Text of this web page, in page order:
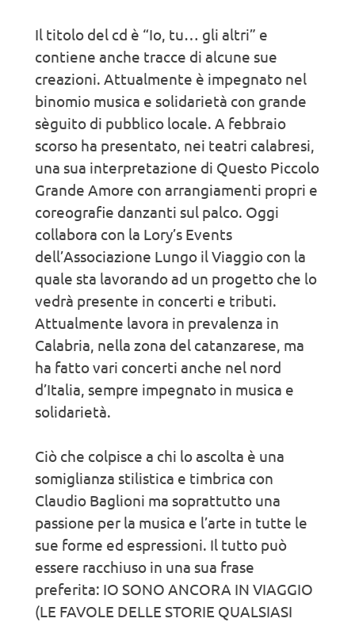
Il titolo del cd è “Io, tu… gli altri” e
contiene anche tracce di alcune sue
creazioni. Attualmente è impegnato nel
binomio musica e solidarietà con grande
sèguito di pubblico locale. A febbraio
scorso ha presentato, nei teatri calabresi,
una sua interpretazione di Questo Piccolo
Grande Amore con arrangiamenti propri e
coreografie danzanti sul palco. Oggi
collabora con la Lory’s Events
dell’Associazione Lungo il Viaggio con la
quale sta lavorando ad un progetto che lo
vedrà presente in concerti e tributi.
Attualmente lavora in prevalenza in
Calabria, nella zona del catanzarese, ma
ha fatto vari concerti anche nel nord
d’Italia, sempre impegnato in musica e
solidarietà.
Ciò che colpisce a chi lo ascolta è una
somiglianza stilistica e timbrica con
Claudio Baglioni ma soprattutto una
passione per la musica e l’arte in tutte le
sue forme ed espressioni. Il tutto può
essere racchiuso in una sua frase
preferita: IO SONO ANCORA IN VIAGGIO
(LE FAVOLE DELLE STORIE QUALSIASI